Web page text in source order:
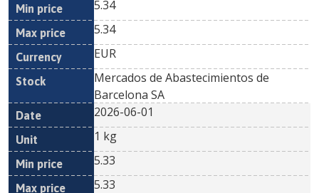
5.34
5.34
EUR
Mercados de Abastecimientos de
Barcelona SA
2026-06-01
1 kg
5.33
5.33